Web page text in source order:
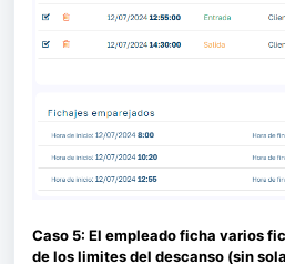
Caso 5: El empleado ficha varios
de los limites del descanso (sin